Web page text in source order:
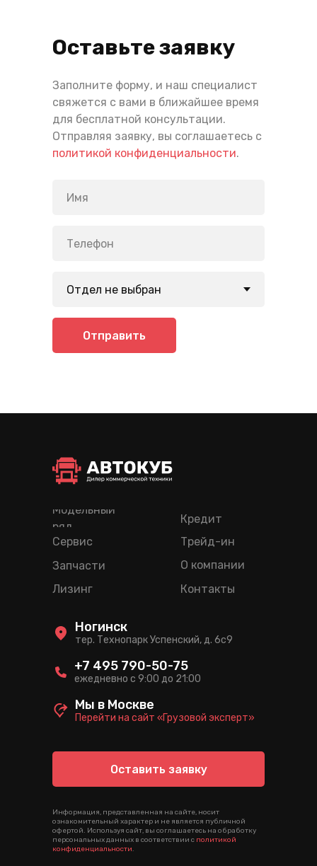
Оставьте заявку
Заполните форму, и наш специалист
свяжется с вами в ближайшее время
для бесплатной консультации.
Отправляя заявку, вы соглашаетесь с
политикой конфиденциальности.
Отправить
Лизинг
Кредит
Трейд-ин
Модельный
ряд
Сервис
Запчасти
О компании
Контакты
Оставить заявку
Информация, представленная на сайте, носит
ознакомительный характер и не является публичной
офертой. Используя сайт, вы соглашаетесь на обработку
персональных данных в соответствии с политикой
конфиденциальности.
тер. Технопарк Успенский, д. 6c9
Ногинск
ежедневно с 9:00 до 21:00
+7 495 790-50-75
Перейти на сайт «Грузовой эксперт»
Мы в Москве